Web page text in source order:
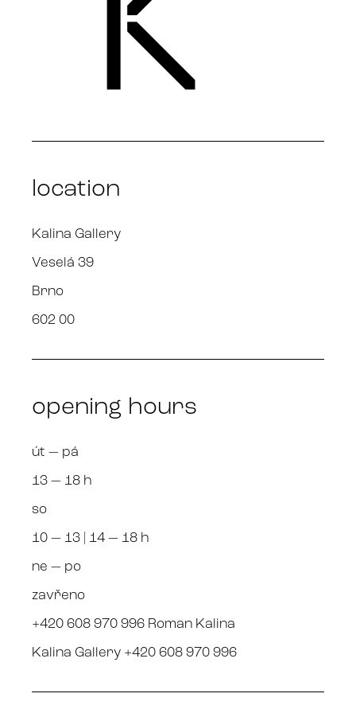
location
Kalina Gallery
Veselá 39
Brno
602 00
opening hours
út — pá
13 — 18 h
so
10 — 13 | 14 — 18 h
ne — po
zavřeno
+420 608 970 996 Roman Kalina
Kalina Gallery +420 608 970 996